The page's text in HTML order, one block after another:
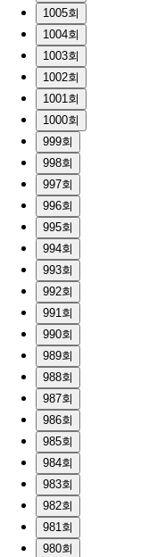
1005회
1004회
1003회
1002회
1001회
1000회
999회
998회
997회
996회
995회
994회
993회
992회
991회
990회
989회
988회
987회
986회
985회
984회
983회
982회
981회
980회